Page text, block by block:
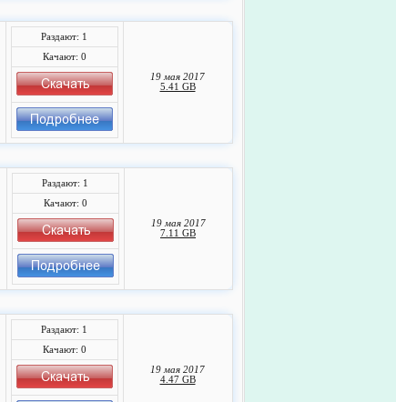
Раздают: 1
Качают: 0
19 мая 2017
5.41 GB
Раздают: 1
Качают: 0
19 мая 2017
7.11 GB
Раздают: 1
Качают: 0
19 мая 2017
4.47 GB